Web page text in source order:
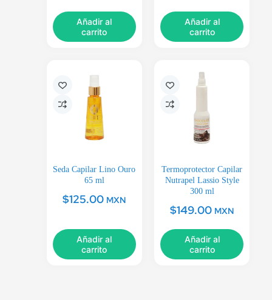
Añadir al
carrito
Añadir al
carrito
Seda Capilar Lino Ouro
65 ml
$125.00 MXN
Añadir al
carrito
Termoprotector Capilar
Nutrapel Lassio Style
300 ml
$149.00 MXN
Añadir al
carrito